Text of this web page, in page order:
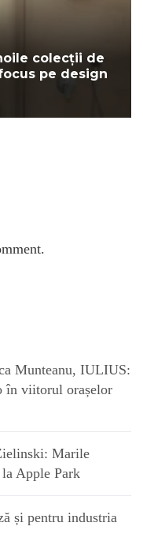
colecții de
pe design
Munteanu, IULIUS:
în viitorul orașelor
Marile
Apple Park
și pentru industria